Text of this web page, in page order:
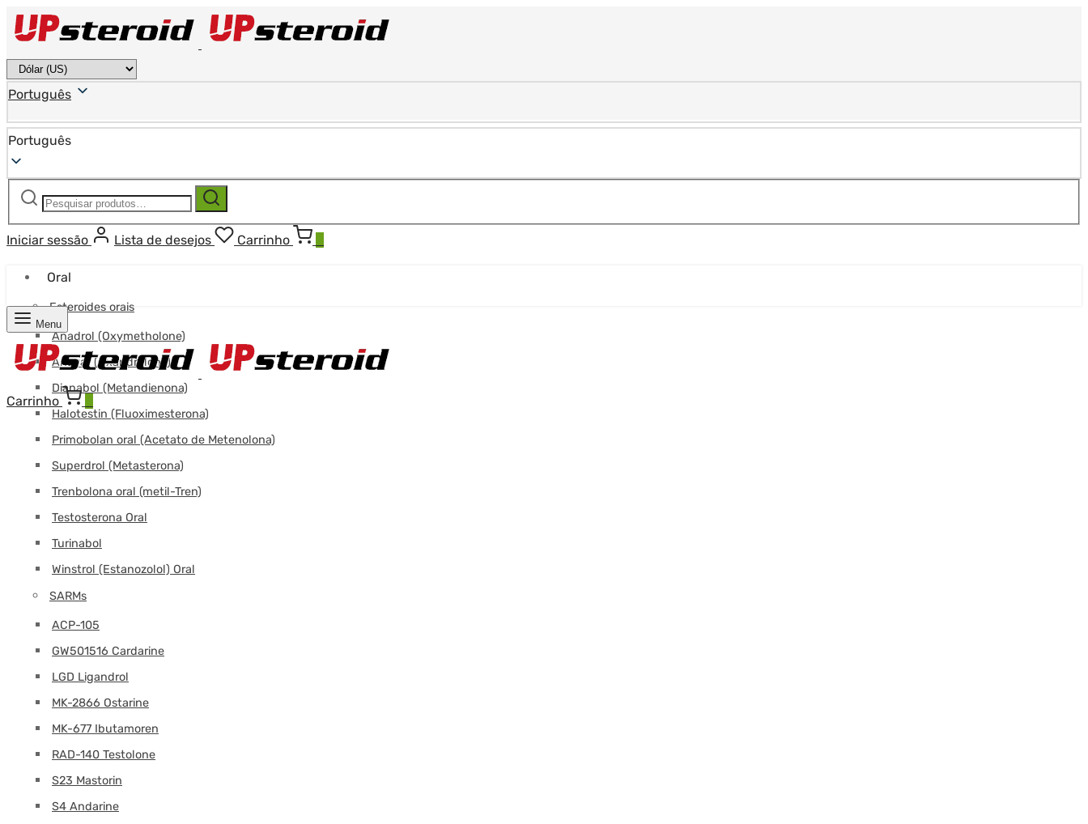
Português
Português
Pesquisar
Pesquisa
Iniciar sessão Lista de desejos Carrinho
Oral
Esteroides orais
Anadrol (Oxymetholone)
Anavar (Oxandrolona)
Dianabol (Metandienona)
Halotestin (Fluoximesterona)
Primobolan oral (Acetato de Metenolona)
Superdrol (Metasterona)
Trenbolona oral (metil-Tren)
Testosterona Oral
Turinabol
Winstrol (Estanozolol) Oral
SARMs
ACP-105
GW501516 Cardarine
LGD Ligandrol
MK-2866 Ostarine
MK-677 Ibutamoren
RAD-140 Testolone
S23 Mastorin
S4 Andarine
Menu
Carrinho